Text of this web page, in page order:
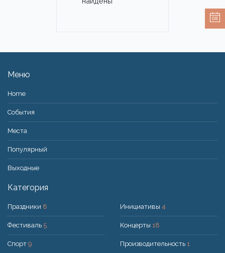
Меню
Home
События
Места
Популярный
Bыходные
Категория
Праздники 8
Фестиваль 5
Спорт 9
Инициативы 4
Концерты 18
Производительность 1
08